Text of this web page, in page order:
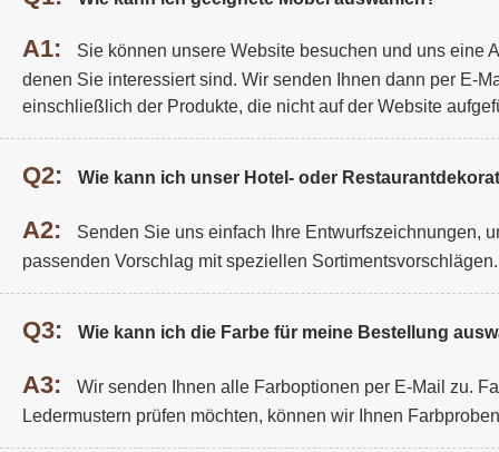
A1:
Sie können unsere Website besuchen und uns eine
denen Sie interessiert sind. Wir senden Ihnen dann per E-
einschließlich der Produkte, die nicht auf der Website
Q2: Wie kann ich unser Hotel- oder
A2:
Senden Sie uns einfach Ihre Entwurfszeichnungen,
passenden Vorschlag mit speziellen Sortimentsvorschlägen.
Q3: Wie kann ich die Farbe für meine Bestellung
A3:
Wir senden Ihnen alle Farboptionen per E-Mail zu.
Ledermustern prüfen möchten, können wir Ihnen